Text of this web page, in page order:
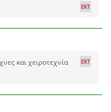
και χειροτεχνία